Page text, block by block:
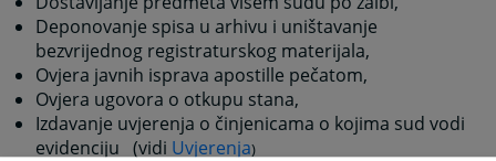
Deponovanje spisa u arhivu i uništavanje
bezvrijednog registraturskog materijala,
Ovjera javnih isprava apostille pečatom,
Ovjera ugovora o otkupu stana,
Izdavanje uvjerenja o činjenicama o kojima sud vodi
evidenciju (vidi Uvjerenja)